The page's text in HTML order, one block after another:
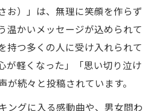
お）」は、無理に笑顔を作らず
温かいメッセージが込められて
持つ多くの人に受け入れられて
が軽くなった」「思い切り泣け
が続々と投稿されています。
ングに入る感動曲や、男女問わ